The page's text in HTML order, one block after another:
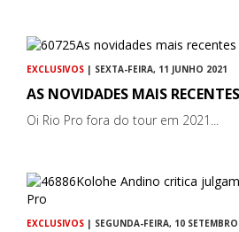
EXCLUSIVOS | SEXTA-FEIRA, 11 JUNHO 2021
AS NOVIDADES MAIS
Oi Rio Pro fora do tour em 2021...
EXCLUSIVOS | SEGUNDA-FEIRA, 10